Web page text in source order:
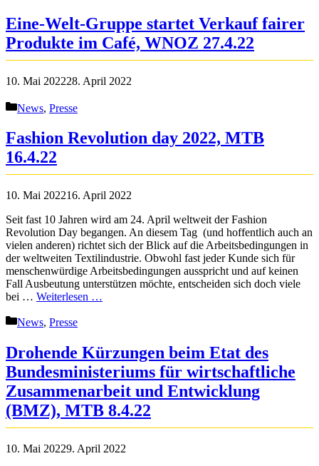
Eine-Welt-Gruppe startet Verkauf fairer
Produkte im Café, WNOZ 27.4.22
10. Mai 202228. April 2022
Kategorien
News, Presse
Fashion Revolution day 2022, MTB
16.4.22
10. Mai 202216. April 2022
Seit fast 10 Jahren wird am 24. April weltweit der Fashion
Revolution Day begangen. An diesem Tag (und hoffentlich auch an
vielen anderen) richtet sich der Blick auf die Arbeitsbedingungen in
der weltweiten Textilindustrie. Obwohl fast jeder Kunde sich für
menschenwürdige Arbeitsbedingungen ausspricht und auf keinen
Fall Ausbeutung unterstützen möchte, entscheiden sich doch viele
bei … Weiterlesen …
Kategorien
News, Presse
Drohende Kürzungen beim Etat des
Bundesministeriums für wirtschaftliche
Zusammenarbeit und Entwicklung
(BMZ), MTB 8.4.22
10. Mai 20229. April 2022